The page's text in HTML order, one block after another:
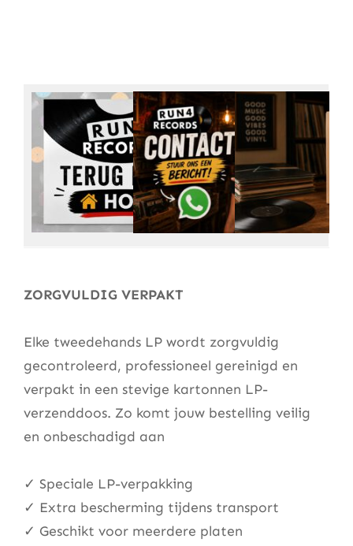
ZORGVULDIG VERPAKT
Elke tweedehands LP wordt zorgvuldig
gecontroleerd, professioneel gereinigd en
verpakt in een stevige kartonnen LP-
verzenddoos. Zo komt jouw bestelling veilig
en onbeschadigd aan
✓ Speciale LP-verpakking
✓ Extra bescherming tijdens transport
✓ Geschikt voor meerdere platen